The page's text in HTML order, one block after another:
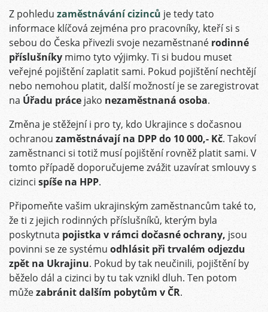
Z pohledu zaměstnávání cizinců je tedy tato
informace klíčová zejména pro pracovníky, kteří si s
sebou do Česka přivezli svoje nezaměstnané rodinné
příslušníky mimo tyto výjimky. Ti si budou muset
veřejné pojištění zaplatit sami. Pokud pojištění nechtějí
nebo nemohou platit, další možností je se zaregistrovat
na Úřadu práce jako nezaměstnaná osoba.
Změna je stěžejní i pro ty, kdo Ukrajince s dočasnou
ochranou zaměstnávají na DPP do 10 000,- Kč. Takoví
zaměstnanci si totiž musí pojištění rovněž platit sami. V
tomto případě doporučujeme zvážit uzavírat smlouvy s
cizinci spíše na HPP.
Připomeňte vašim ukrajinským zaměstnancům také to,
že ti z jejich rodinných příslušníků, kterým byla
poskytnuta pojistka v rámci dočasné ochrany, jsou
povinni se ze systému odhlásit při trvalém odjezdu
zpět na Ukrajinu. Pokud by tak neučinili, pojištění by
běželo dál a cizinci by tu tak vznikl dluh. Ten potom
můžezabránit dalším pobytům v ČR.